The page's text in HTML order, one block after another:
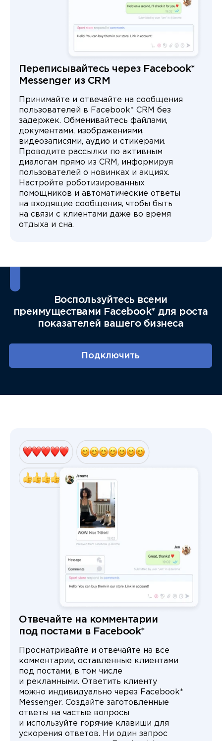
Переписывайтесь через Facebook*
Messenger из CRM
Принимайте и отвечайте на сообщения
пользователей в Facebook* CRM без
задержек. Обменивайтесь файлами,
документами, изображениями,
видеозаписями, аудио и стикерами.
Проводите рассылки по активным
диалогам прямо из CRM, информируя
пользователей о новинках и акциях.
Настройте роботизированных
помощников и автоматические ответы
на входящие сообщения, чтобы быть
на связи с клиентами даже во время
отдыха и сна.
Воспользуйтесь всеми
преимуществами Facebook* для роста
показателей вашего бизнеса
Подключить
Отвечайте на комментарии
под постами в Facebook*
Просматривайте и отвечайте на все
комментарии, оставленные клиентами
под постами, в том числе
и рекламными. Ответить клиенту
можно индивидуально через Facebook*
Messenger. Создайте заготовленные
ответы на частые вопросы
и используйте горячие клавиши для
ускорения ответов. Ни один запрос